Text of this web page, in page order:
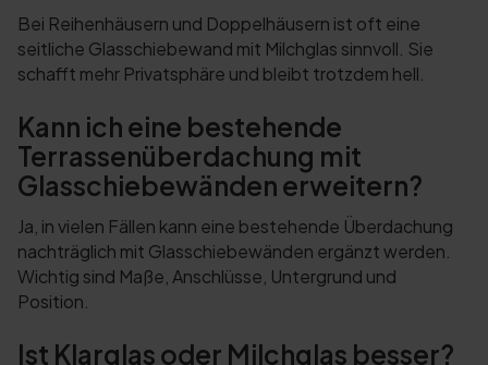
Bei Reihenhäusern und Doppelhäusern ist oft eine
seitliche Glasschiebewand mit Milchglas sinnvoll. Sie
schafft mehr Privatsphäre und bleibt trotzdem hell.
Kann ich eine bestehende
Terrassenüberdachung mit
Glasschiebewänden erweitern?
Ja, in vielen Fällen kann eine bestehende Überdachung
nachträglich mit Glasschiebewänden ergänzt werden.
Wichtig sind Maße, Anschlüsse, Untergrund und
Position.
Ist Klarglas oder Milchglas besser?